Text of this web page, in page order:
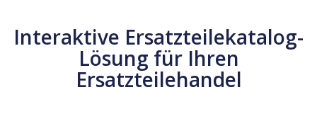
Interaktive Ersatzteilekatalog-
Lösung für Ihren
Ersatzteilehandel